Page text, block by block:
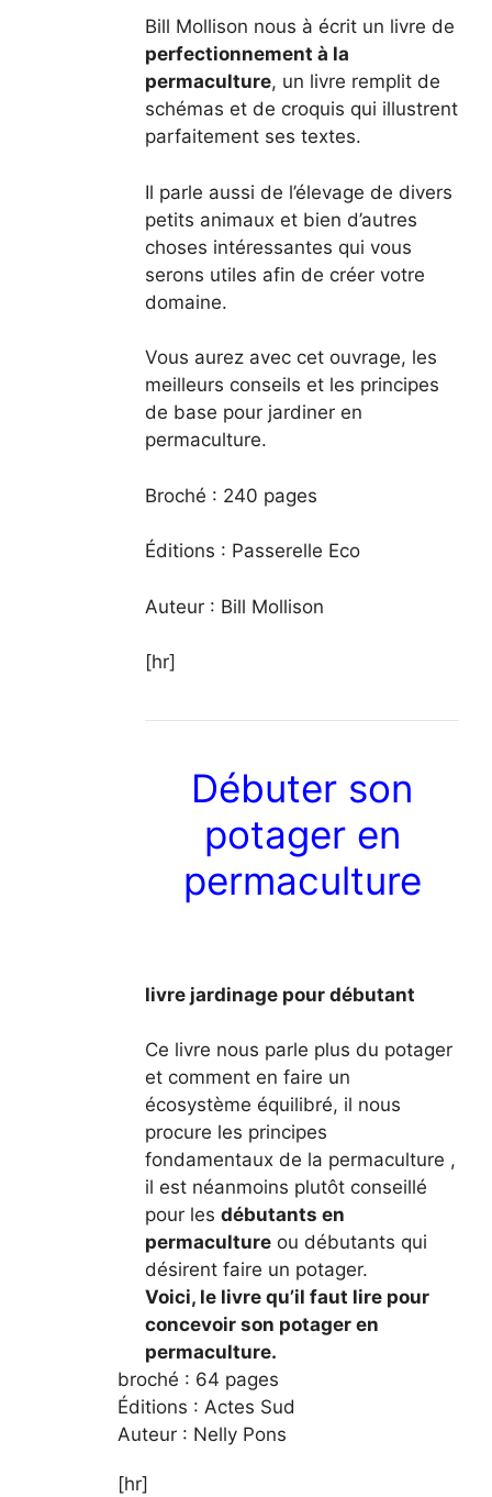
Bill Mollison nous à écrit un livre de
perfectionnement à la
permaculture, un livre remplit de
schémas et de croquis qui illustrent
parfaitement ses textes.
Il parle aussi de l’élevage de divers
petits animaux et bien d’autres
choses intéressantes qui vous
serons utiles afin de créer votre
domaine.
Vous aurez avec cet ouvrage, les
meilleurs conseils et les principes
de base pour jardiner en
permaculture.
Broché : 240 pages
Éditions : Passerelle Eco
Auteur : Bill Mollison
[hr]
Débuter son
potager en
permaculture
livre jardinage pour débutant
Ce livre nous parle plus du potager
et comment en faire un
écosystème équilibré, il nous
procure les principes
fondamentaux de la permaculture ,
il est néanmoins plutôt conseillé
pour les débutants en
permaculture ou débutants qui
désirent faire un potager.
Voici, le livre qu’il faut lire pour
concevoir son potager en
permaculture.
broché : 64 pages
Éditions : Actes Sud
Auteur : Nelly Pons
[hr]